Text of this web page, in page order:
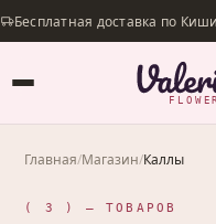
Главная/Магазин/Каллы
( 3 ) — ТОВАРОВ